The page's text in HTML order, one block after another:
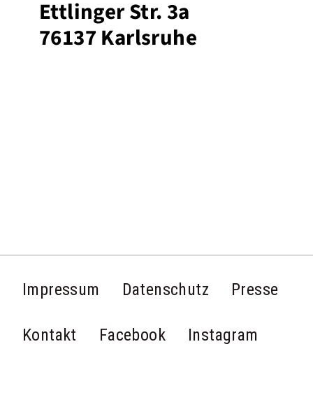
Ettlinger Str. 3a
76137 Karlsruhe
Impressum Datenschutz Presse
Kontakt Facebook Instagram